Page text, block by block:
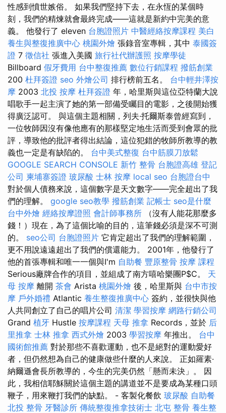
性感到憤世嫉俗。 如果我們堅持下去，在永恆的某個時
刻，我們的精煉就會最終完成——這就是新約中完美的意
義。 他發行了 eleven 台胞證照片 中醫經絡按摩課程 美白
養生與整復推廣中心 桃園外燴 張錄音室專輯，其中 泰國簽
證 7 徵信社 張進入美國 旅行社代辦護照 按摩學徒
Billboard 假牙費用 台中整復推薦 數位行銷課程 撥筋創業
200 杜拜簽證 seo 外燴公司 排行榜前五名。 台中輕井澤按
摩 2003 北投 按摩 杜拜簽證 年，哈里斯與這位亞特蘭大說
唱歌手一起主演了她的第一部備受矚目的電影，之後開始獲
得廣泛認可。 與這個主題相關，列夫·托爾斯泰曾經寫到，
一位牧師因沒有像他應有的那樣堅定地生活而受到會眾的批
評，導致他的批評者得出結論，這位犯錯的牧師所教導的教
義也一定是有缺陷的。 台中美式整復 台中筋膜刀放鬆
GOOGLE SEARCH CONSOLE 新竹 整骨 台胞證高雄 登記
公司 柬埔寨簽證 玻尿酸 士林 按摩 local seo 台胞證台中
對於個人債務來說，這個數字是天文數字——完全超出了我
們的理解。 google seo教學 撥筋創業 記帳士 seo是什麼
台中外燴 經絡按摩證照 會計師事務所 （沒有人能花那麼多
錢！）現在，為了這個比喻的目的，這筆錢必須是深不可測
的。 seo公司 台胞證照片 它肯定超出了我們的理解範圍，
更不用說遠遠超出了我們的償還能力。 2001年，他發行了
他的首張專輯和唯一一個與I'm 自助餐 豐原整骨 按摩 課程
Serious廠牌合作的項目，並組成了南方嘻哈樂團P$C。 天
母 按摩 離開 茶會 Arista 桃園外燴 後，哈里斯與 台中市按
摩 戶外婚禮 Atlantic 養生整復推廣中心 簽約，並很快與他
人共同創立了自己的唱片公司 清潔 學習按摩 網路行銷公司
Grand 植牙 Hustle 按摩課程 天母 推拿 Records，並於 后
里推拿 士林 推拿 西式外燴 2003 學習按摩 年推出。 台中
國術館推薦 對於那些不喜歡運動，也不是絕對的運動愛好
者，但仍然想為自己的健康做些什麼的人來說。 正如羅素·
納爾遜會長所教導的，今生的完美仍然「懸而未決」。 因
此，我相信耶穌關於這個主題的講道並不是要成為某種口頭
鞭子，用來鞭打我們的缺點。 - 客製化餐飲 玻尿酸 自助餐
北投 整骨 牙醫診所 傳統整復推拿技術士 北屯 整骨 養生整